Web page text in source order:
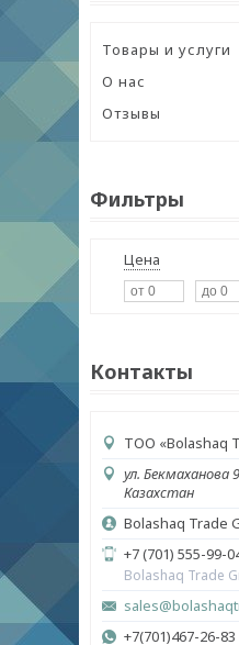
Товары и услуги
О нас
Отзывы
Фильтры
Цена
Контакты
ТОО «Bolashaq
ул.
Казахстан
Bolashaq Trade
+7 (701) 555-99-
Bolashaq Trade
+7(701)467-26-83